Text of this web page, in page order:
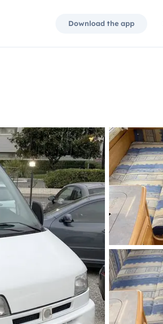
Download the app